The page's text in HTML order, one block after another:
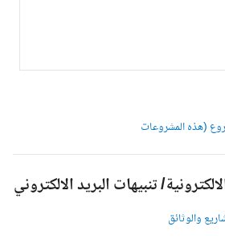
(هذه المشروعات
تنبيهات البريد الالكتروني
والوثائق